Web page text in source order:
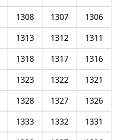
1306
1307
1308
1311
1312
1313
1316
1317
1318
1321
1322
1323
1326
1327
1328
1331
1332
1333